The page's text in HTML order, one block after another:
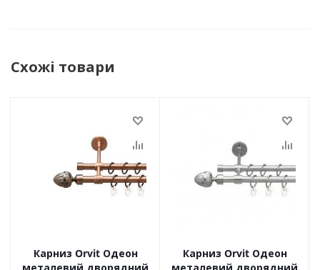
Схожі товари
Карниз Orvit Одеон
Карниз Orvit Одеон